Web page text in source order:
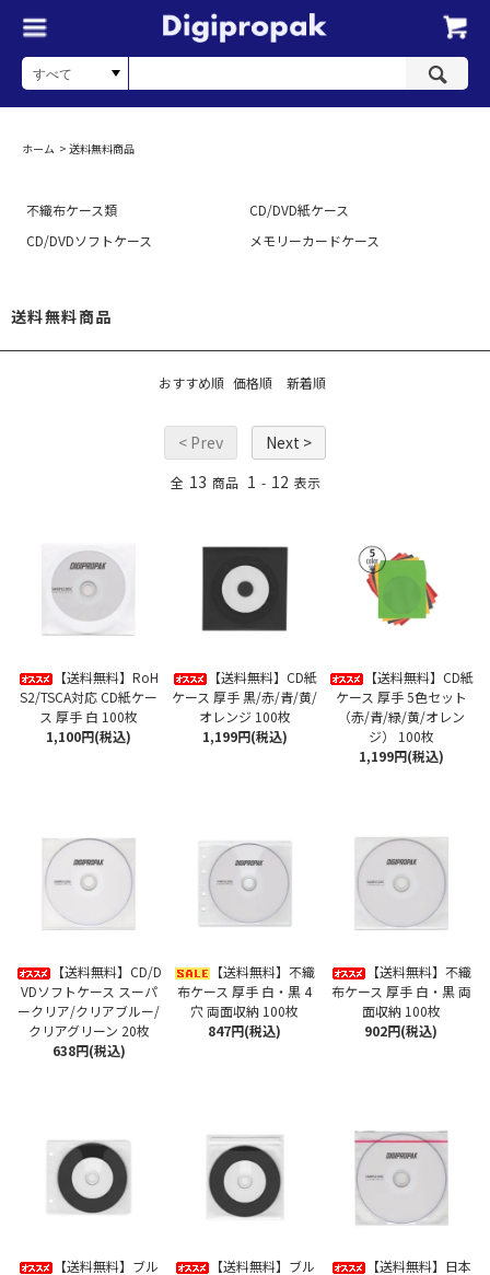
ホーム > 送料無料商品
不織布ケース類
CD/DVD紙ケース
CD/DVDソフトケース
メモリーカードケース
送料無料商品
おすすめ順 価格順 新着順
< Prev Next >
全 13 商品 1 - 12 表示
【送料無料】RoH
S2/TSCA対応 CD紙ケー
ス 厚手 白 100枚
1,100円(税込)
【送料無料】CD紙
ケース 厚手 黒/赤/青/黄/
オレンジ 100枚
1,199円(税込)
【送料無料】CD紙
ケース 厚手 5色セット
（赤/青/緑/黄/オレン
ジ） 100枚
1,199円(税込)
【送料無料】CD/D
VDソフトケース スーパ
ークリア/クリアブルー/
クリアグリーン 20枚
638円(税込)
【送料無料】不織
布ケース 厚手 白・黒 4
穴 両面収納 100枚
847円(税込)
【送料無料】不織
布ケース 厚手 白・黒 両
面収納 100枚
902円(税込)
【送料無料】ブル
【送料無料】ブル
【送料無料】日本